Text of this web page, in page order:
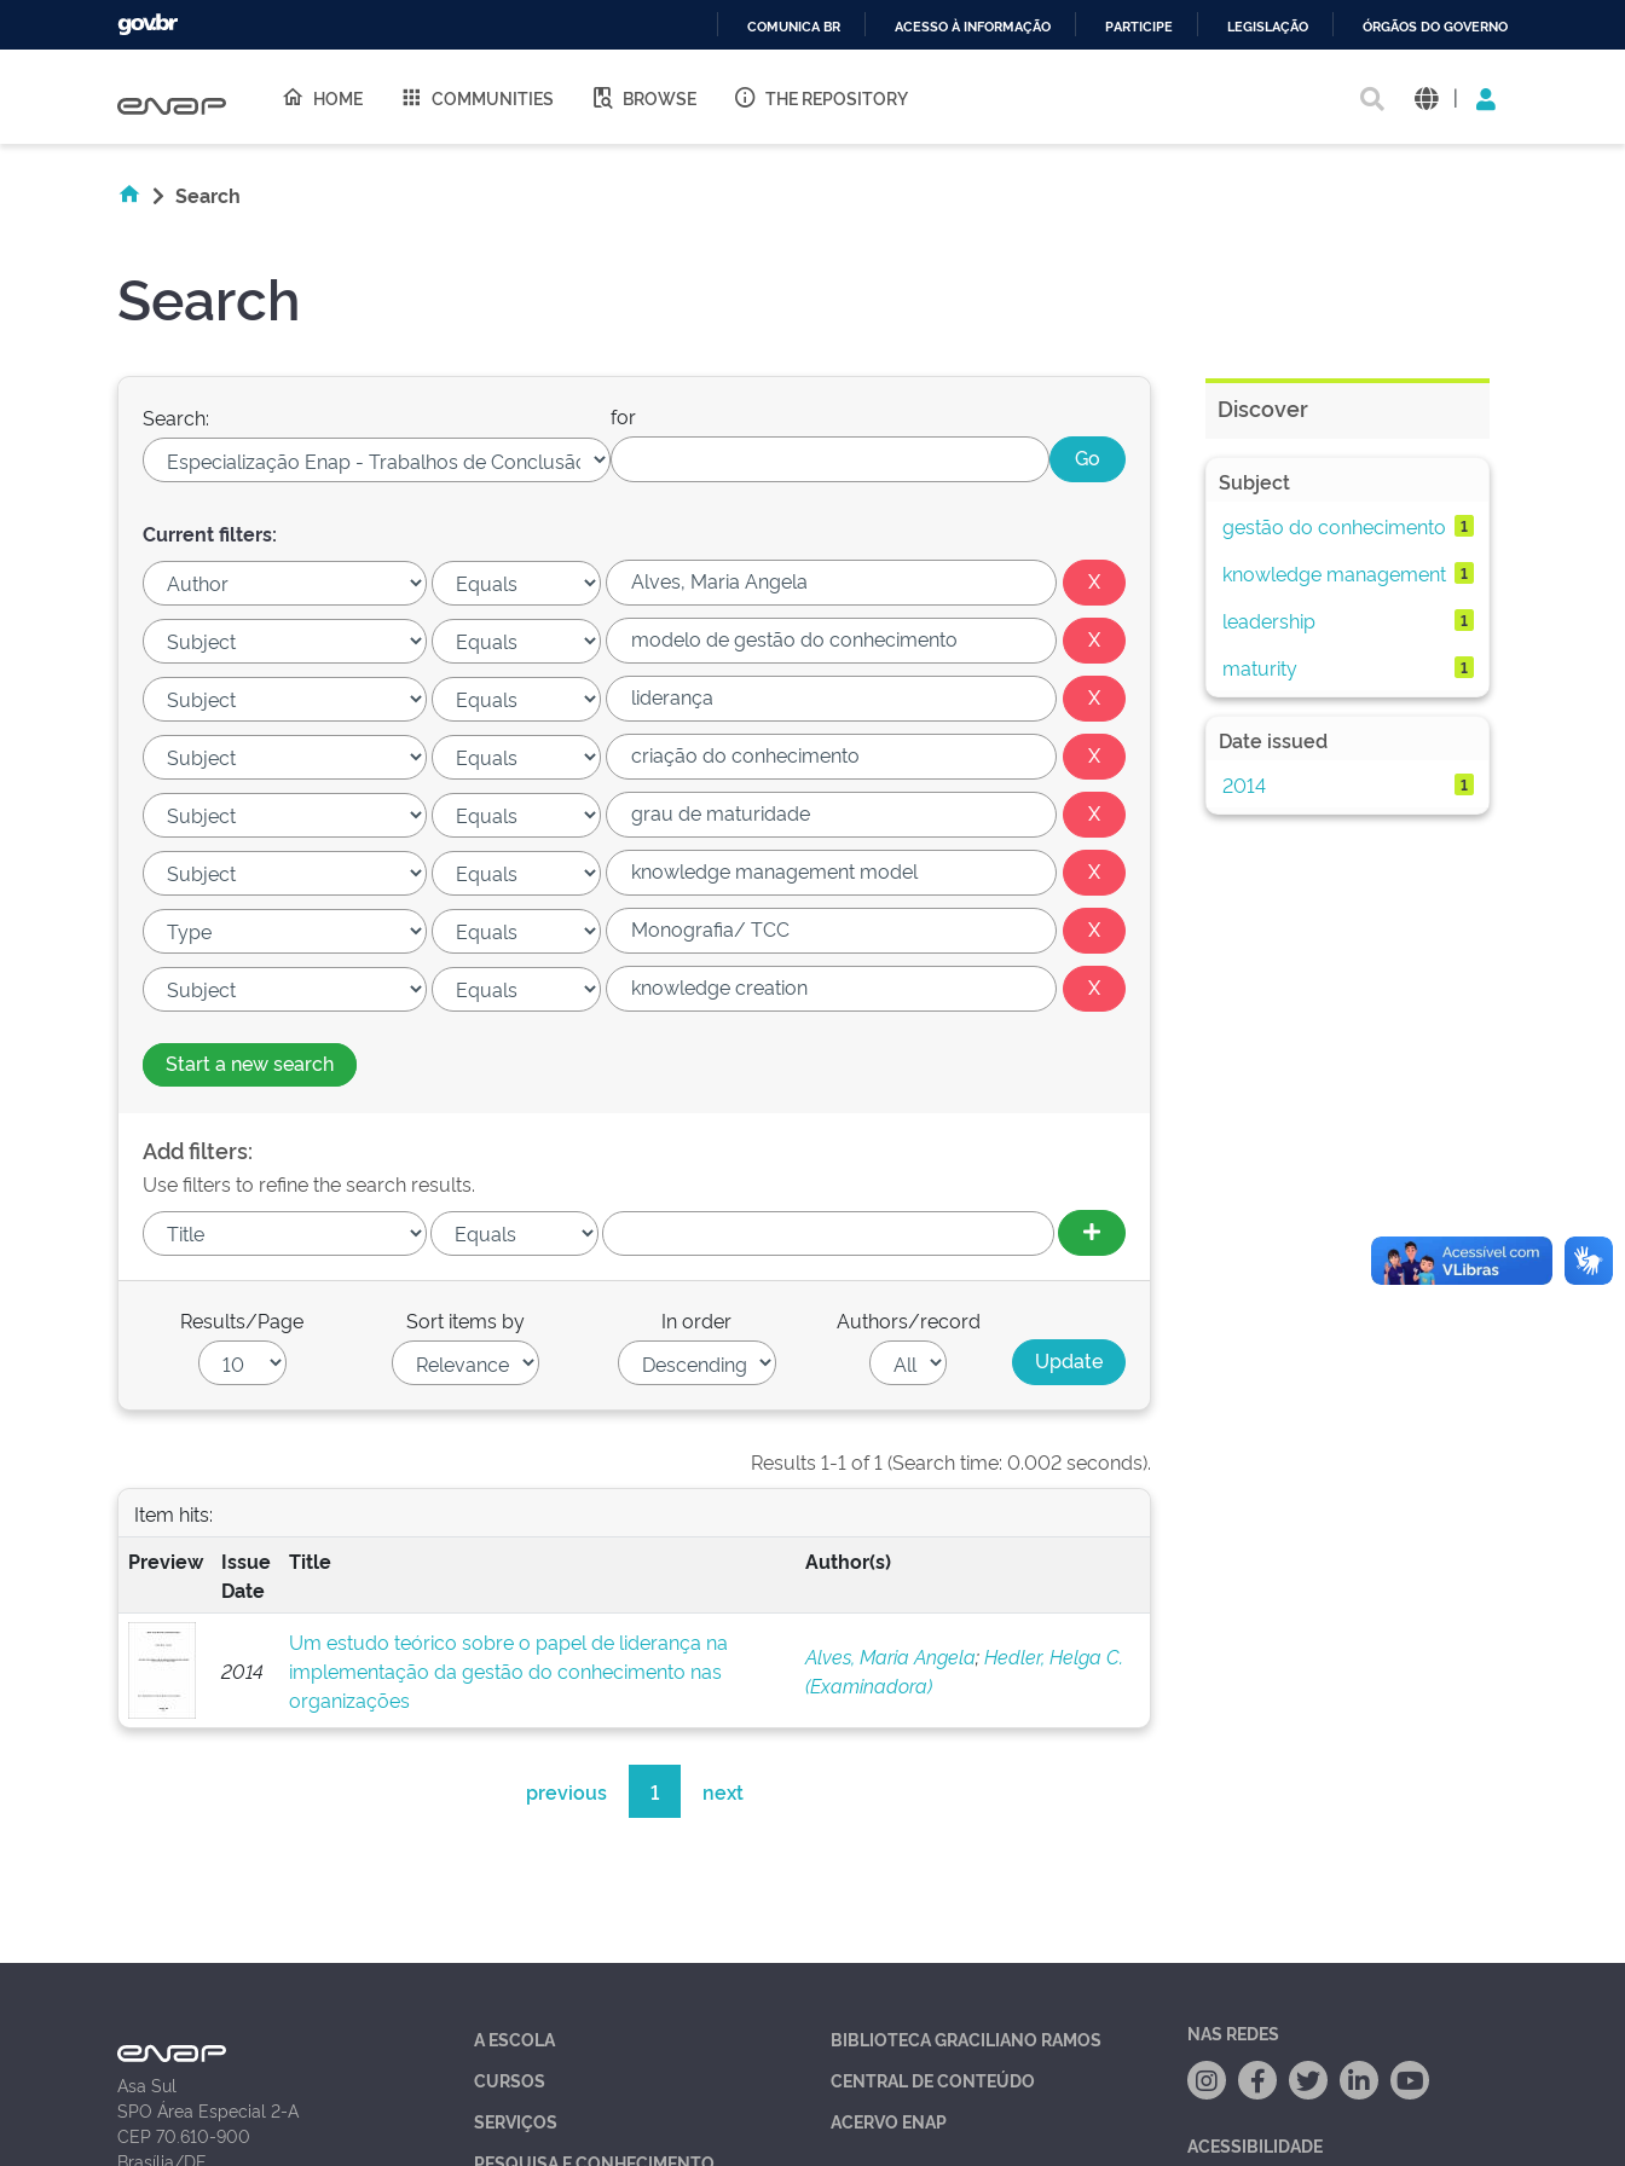
O
COMUNICA BR ACESSO À INFORMAÇÃO PARTICIPE LEGISLAÇÃO ÓRGÃOS DO GOVERNO
HOME COMMUNITIES BROWSE THE REPOSITORY |
Search
Search
Search: for
Current filters:
Start a new search
Add filters:
Use filters to refine the search results.
Results/Page Sort items by In order Authors/record
Results 1-1 of 1 (Search time: 0.002 seconds).
Item hits:
Preview
Issue
Date
Title Author(s)
2014
Um estudo teórico sobre o papel de liderança na
implementação da gestão do conhecimento nas
organizações
Alves, Maria Angela;Hedler, Helga C.
(Examinadora)
previous 1 next
Discover
Subject
gestão do conhecimento
1
knowledge management 1
leadership 1
maturity 1
Date issued
2014
1
Asa Sul
SPO Área Especial 2-A
CEP 70.610-900
Brasília/DF
A ESCOLA
CURSOS
SERVIÇOS
BIBLIOTECA GRACILIANO RAMOS
CENTRAL DE CONTEÚDO
ACERVO ENAP
NAS REDES
ACESSIBILIDADE